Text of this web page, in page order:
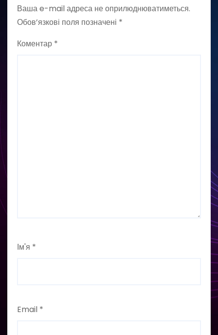
Ваша e-mail адреса не оприлюднюватиметься.
Обов’язкові поля позначені *
Коментар *
Ім'я *
Email *